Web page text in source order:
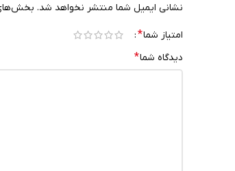
نشانی ایمیل شما منتشر نخواهد شد. بخش‌های
امتیاز شما*
دیدگاه شما*